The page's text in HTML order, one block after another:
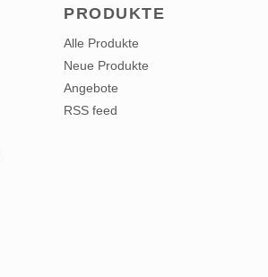
PRODUKTE
Alle Produkte
Neue Produkte
Angebote
RSS feed